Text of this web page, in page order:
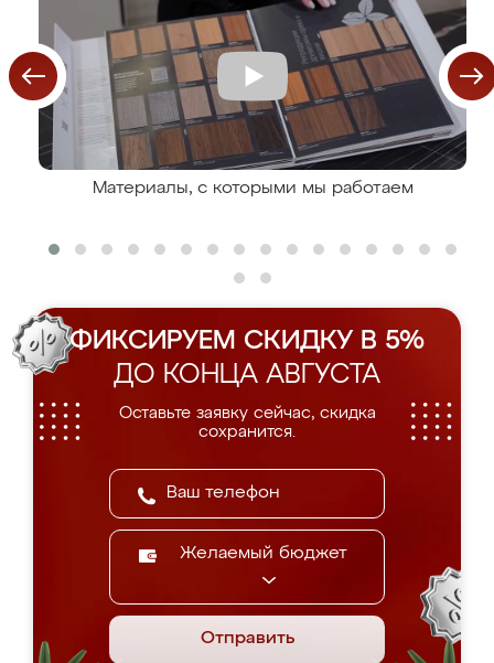
Материалы, с которыми мы работаем
ФИКСИРУЕМ СКИДКУ В 5%
ДО КОНЦА АВГУСТА
Оставьте заявку сейчас, скидка
сохранится.
Желаемый бюджет
Отправить